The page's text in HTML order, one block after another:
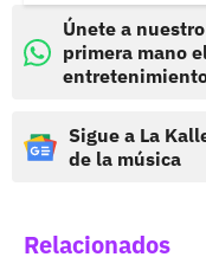
Únete a
primera mano
Sigue a La
de la música
Relacionados